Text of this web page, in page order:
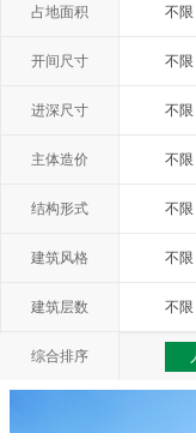
占地面积 不限
开间尺寸 不限
进深尺寸 不限
主体造价 不限
结构形式 不限
建筑风格 不限
西班
建筑层数 不限
综合排序